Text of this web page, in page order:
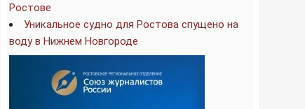
Ростове
Уникальное судно для Ростова спущено на
воду в Нижнем Новгороде